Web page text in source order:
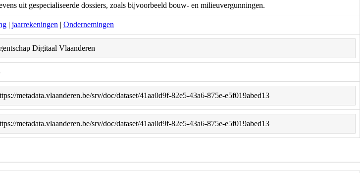
uit gespecialiseerde dossiers, zoals bijvoorbeeld bouw- en milieuvergunningen.
| jaarrekeningen | Ondernemingen
Digitaal Vlaanderen
metadata.vlaanderen.be/srv/doc/dataset/41aa0d9f-82e5-43a6-875e-e5f019abed13
metadata.vlaanderen.be/srv/doc/dataset/41aa0d9f-82e5-43a6-875e-e5f019abed13